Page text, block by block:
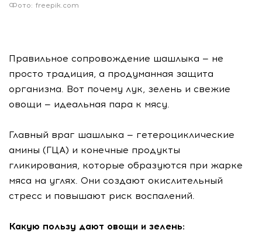
Фото: freepik.com
Правильное сопровождение шашлыка — не
просто традиция, а продуманная защита
организма. Вот почему лук, зелень и свежие
овощи — идеальная пара к мясу.
Главный враг шашлыка — гетероциклические
амины (ГЦА) и конечные продукты
гликирования, которые образуются при жарке
мяса на углях. Они создают окислительный
стресс и повышают риск воспалений.
Какую пользу дают овощи и зелень: